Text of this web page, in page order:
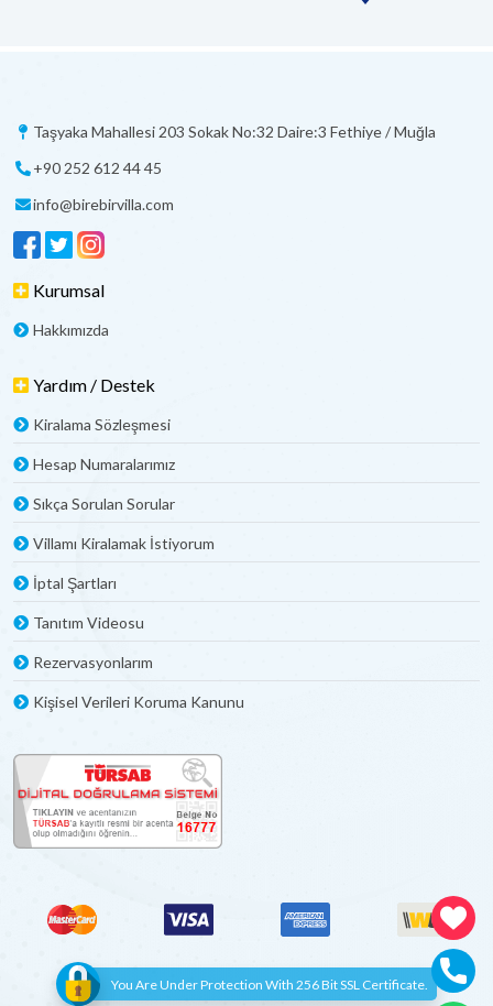
Taşyaka Mahallesi 203 Sokak No:32 Daire:3 Fethiye / Muğla
+90 252 612 44 45
info@birebirvilla.com
Kurumsal
Hakkımızda
Yardım / Destek
Kiralama Sözleşmesi
Hesap Numaralarımız
Sıkça Sorulan Sorular
Villamı Kiralamak İstiyorum
İptal Şartları
Tanıtım Videosu
Rezervasyonlarım
Kişisel Verileri Koruma Kanunu
You Are Under Protection With 256 Bit SSL Certificate.